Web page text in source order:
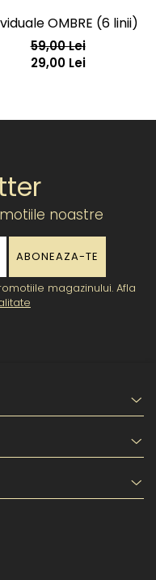
OMBRE (6 linii)
59,00 Lei
29,00 Lei
noastre
magazinului. Afla